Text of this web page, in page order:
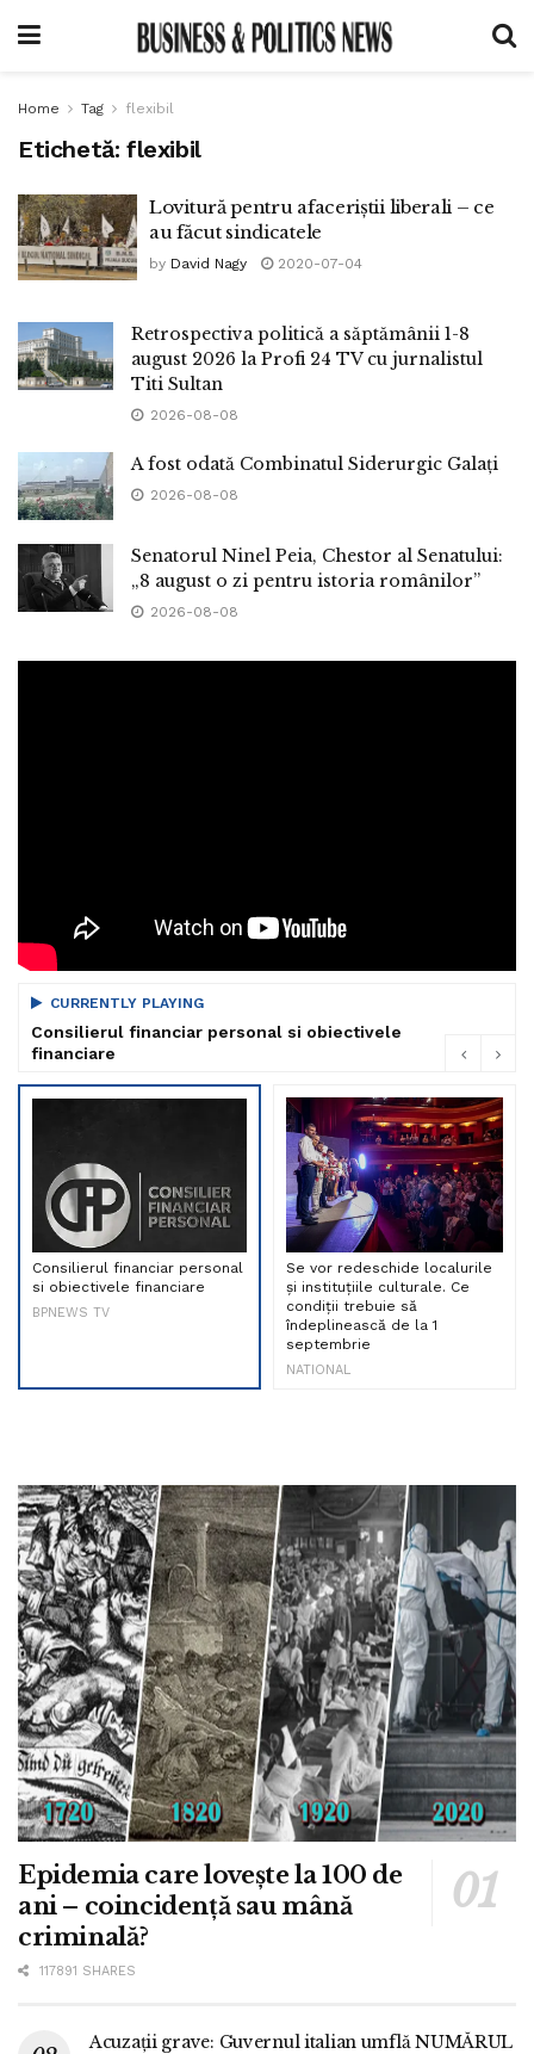
Home Tag flexibil
Etichetă: flexibil
Lovitură pentru afaceriștii liberali – ce
au făcut sindicatele
by David Nagy 2020-07-04
Retrospectiva politică a săptămânii 1-8
august 2026 la Profi 24 TV cu jurnalistul
Titi Sultan
2026-08-08
A fost odată Combinatul Siderurgic Galați
2026-08-08
Senatorul Ninel Peia, Chestor al Senatului:
„8 august o zi pentru istoria românilor”
2026-08-08
CURRENTLY PLAYING
Consilierul financiar personal si obiectivele
financiare
Consilierul financiar personal
si obiectivele financiare
BPNEWS TV
Se vor redeschide localurile
și instituțiile culturale. Ce
condiții trebuie să
îndeplinească de la 1
septembrie
NATIONAL
Epidemia care lovește la 100 de
ani – coincidență sau mână
criminală?
117891 SHARES
Acuzații grave: Guvernul italian umflă NUMĂRUL